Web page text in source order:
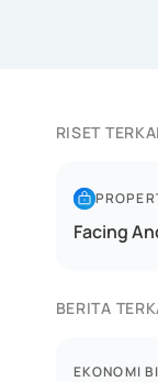
RISET
Facing
BERITA
EKONOMI